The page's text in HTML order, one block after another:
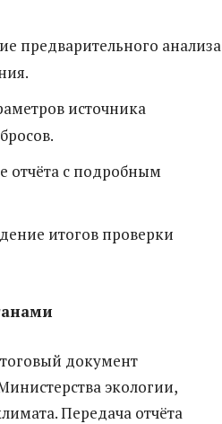
предварительного анализа
источника
отчёта с подробным
итогов проверки
документ
экологии,
Передача отчёта